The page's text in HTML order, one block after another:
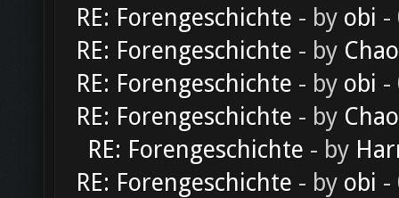
RE: Forengeschichte - by obi -
RE: Forengeschichte - by
RE: Forengeschichte - by obi -
RE: Forengeschichte - by
RE: Forengeschichte - by
RE: Forengeschichte - by obi -